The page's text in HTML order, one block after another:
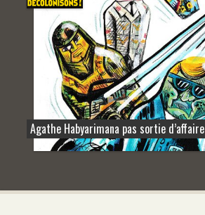
Agathe Habyarimana pas sortie d’affaire